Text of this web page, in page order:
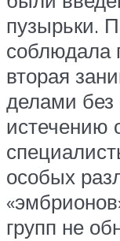
пузырьки.
соблюдала
вторая
делами без
истечению
особых
групп не